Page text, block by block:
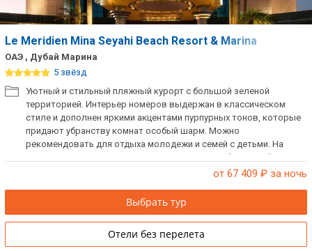
Le Meridien Mina Seyahi Beach Resort & Marina
ОАЭ , Дубай Марина
5 звёзд
Уютный и стильный пляжный курорт с большой зеленой
территорией. Интерьер номеров выдержан в классическом
стиле и дополнен яркими акцентами пурпурных тонов, которые
придают убранству комнат особый шарм. Можно
рекомендовать для отдыха молодежи и семей с детьми. На
территории пляжа один из самых популярных баров Дубая –
Barasti. Поблизости расположен яхт-клуб. Ближайшие торговые
езды. Есть русскоговорящий персонал. При заселении берется
от 67 409 ₽ за ночь
Выбрать тур
Отели без перелета